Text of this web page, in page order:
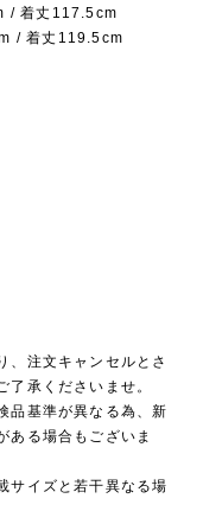
/ 着丈117.5cm
/ 着丈119.5cm
、注文キャンセルとさ
承くださいませ。
品基準が異なる為、新
ある場合もございま
サイズと若干異なる場